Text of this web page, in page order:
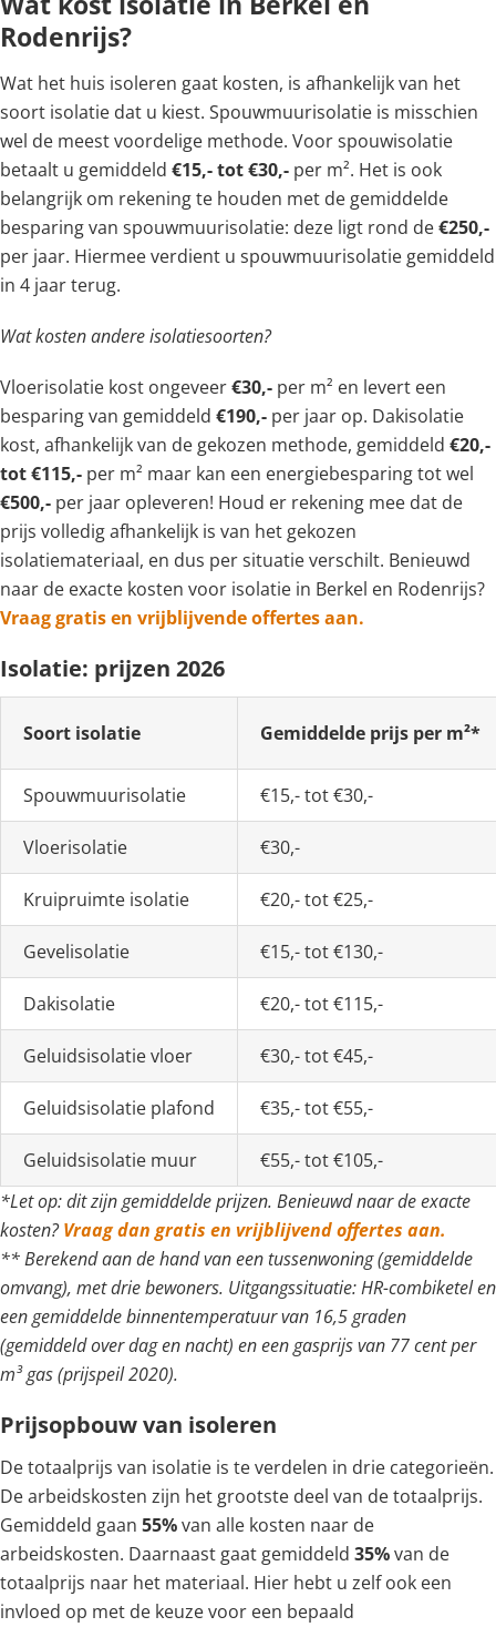
Rodenrijs?
Wat het huis isoleren gaat kosten, is afhankelijk van het
soort isolatie dat u kiest. Spouwmuurisolatie is misschien
wel de meest voordelige methode. Voor spouwisolatie
betaalt u gemiddeld €15,- tot €30,- per m². Het is ook
belangrijk om rekening te houden met de gemiddelde
besparing van spouwmuurisolatie: deze ligt rond de€250,-
per jaar. Hiermee verdient u spouwmuurisolatie gemiddeld
in 4 jaar terug.
Wat kosten andere isolatiesoorten?
Vloerisolatie kost ongeveer€30,- per m² en levert een
besparing van gemiddeld €190,- per jaar op. Dakisolatie
kost, afhankelijk van de gekozen methode, gemiddeld €20,-
tot €115,- per m² maar kan een energiebesparing tot wel
€500,- per jaar opleveren! Houd er rekening mee dat de
prijs volledig afhankelijk is van het gekozen
isolatiemateriaal, en dus per situatie verschilt. Benieuwd
naar de exacte kosten voor isolatie in Berkel en Rodenrijs?
Vraag gratis en vrijblijvende offertes aan.
Isolatie: prijzen 2026
Soort isolatie Gemiddelde prijs per m²*
Spouwmuurisolatie €15,- tot €30,-
Vloerisolatie €30,-
Kruipruimte isolatie €20,- tot €25,-
Gevelisolatie €15,- tot €130,-
Dakisolatie €20,- tot €115,-
Geluidsisolatie vloer €30,- tot €45,-
Geluidsisolatie plafond €35,- tot €55,-
Geluidsisolatie muur
€55,- tot €105,-
*Let op: dit zijn gemiddelde prijzen. Benieuwd naar de exacte
kosten?Vraag dan gratis en vrijblijvend offertes aan.
** Berekend aan de hand van een tussenwoning (gemiddelde
omvang), met drie bewoners. Uitgangssituatie: HR-combiketel en
een gemiddelde binnentemperatuur van 16,5 graden
(gemiddeld over dag en nacht) en een gasprijs van 77 cent per
m³ gas (prijspeil 2020).
Prijsopbouw van isoleren
De totaalprijs van isolatie is te verdelen in drie categorieën.
De arbeidskosten zijn het grootste deel van de totaalprijs.
Gemiddeld gaan 55%van alle kosten naar de
arbeidskosten. Daarnaast gaat gemiddeld 35%van de
totaalprijs naar het materiaal. Hier hebt u zelf ook een
invloed op met de keuze voor een bepaald